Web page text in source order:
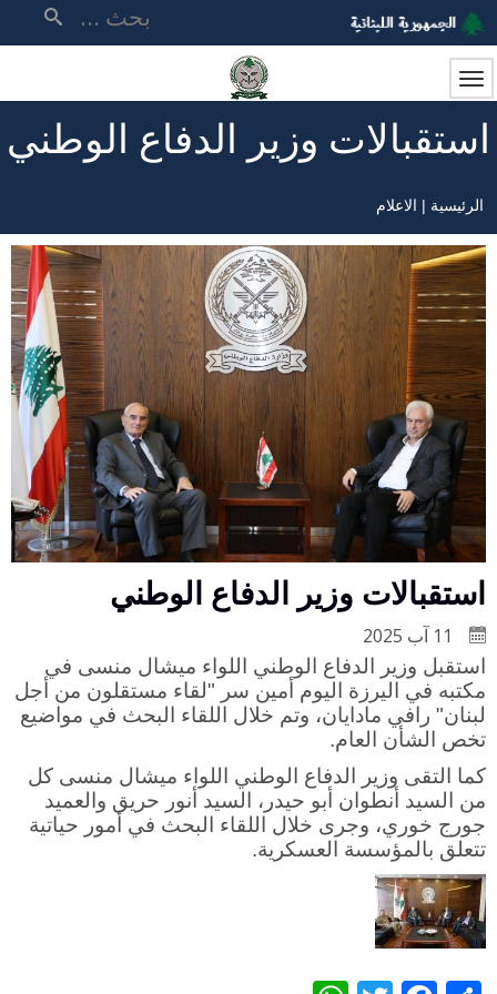
تجاوز
إلى
المحتوى
الرئيسي
استقبالات وزير الدفاع الوطني
مسار
التنقل
الرئيسية الاعلام
استقبالات وزير الدفاع الوطني
استقبل وزير الدفاع الوطني اللواء ميشال منسى في
مكتبه في اليرزة اليوم أمين سر "لقاء مستقلون من أجل
لبنان" رافي مادايان، وتم خلال اللقاء البحث في مواضيع
تخص الشأن العام.
كما التقى وزير الدفاع الوطني اللواء ميشال منسى كل
من السيد أنطوان أبو حيدر، السيد أنور حريق والعميد
جورج خوري، وجرى خلال اللقاء البحث في أمور حياتية
تتعلق بالمؤسسة العسكرية.